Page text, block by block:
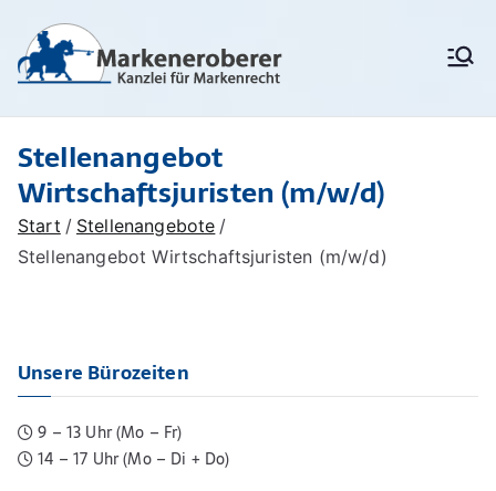
Inhalt
springen
Markenanm
eldung,
tz,
t:
Markenrecht,
Unionsmarken (EU-
Marken) und IR-Marken
Markenverletzung,
Widerspruchsverfahren,
Stellenangebot
Wirtschaftsjuristen (m/w/d)
Start
Stellenangebote
Stellenangebot Wirtschaftsjuristen (m/w/d)
Unsere Bürozeiten
9 – 13 Uhr (Mo – Fr)
14 – 17 Uhr (Mo – Di + Do)